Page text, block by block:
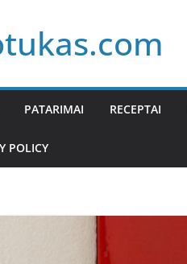
PATARIMAI RECEPTAI
POLICY